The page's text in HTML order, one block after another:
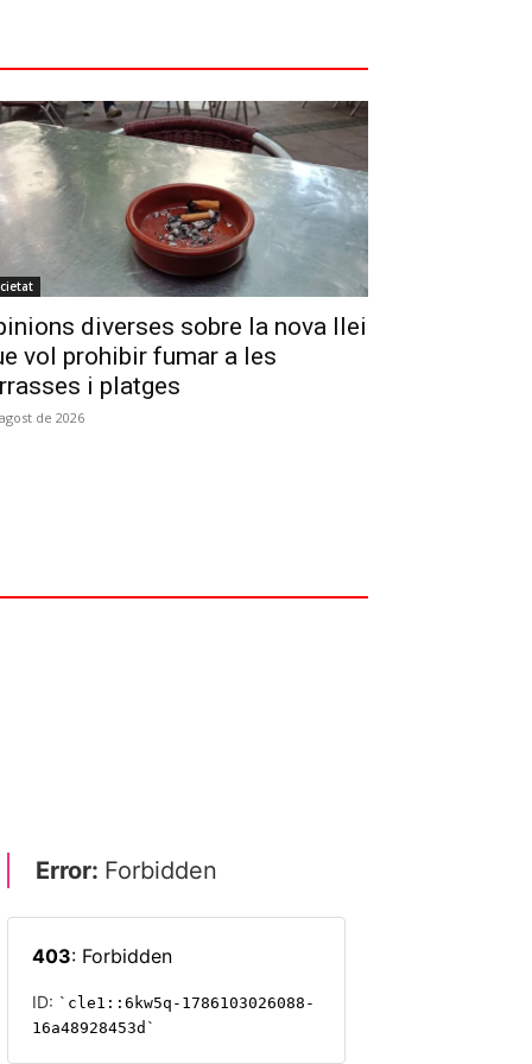
diverses sobre la nova llei
vol prohibir fumar a les
i platges
de 2026